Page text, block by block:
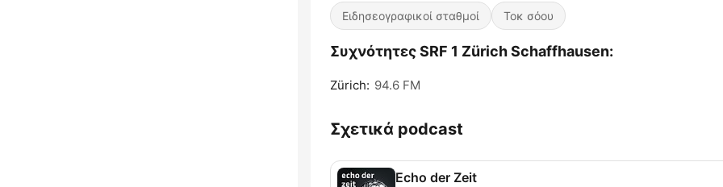
Ειδησεογραφικοί σταθμοί Τοκ σόου
Συχνότητες SRF 1 Zürich Schaffhausen:
Zürich: 94.6 FM
Σχετικά podcast
Echo der Zeit